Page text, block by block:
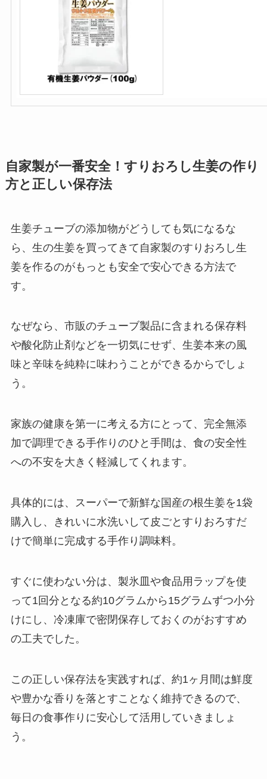
自家製が一番安全！すりおろし生姜の作り
方と正しい保存法
生姜チューブの添加物がどうしても気になるな
ら、生の生姜を買ってきて自家製のすりおろし生
姜を作るのがもっとも安全で安心できる方法で
す。
なぜなら、市販のチューブ製品に含まれる保存料
や酸化防止剤などを一切気にせず、生姜本来の風
味と辛味を純粋に味わうことができるからでしょ
う。
家族の健康を第一に考える方にとって、完全無添
加で調理できる手作りのひと手間は、食の安全性
への不安を大きく軽減してくれます。
具体的には、スーパーで新鮮な国産の根生姜を1袋
購入し、きれいに水洗いして皮ごとすりおろすだ
けで簡単に完成する手作り調味料。
すぐに使わない分は、製氷皿や食品用ラップを使
って1回分となる約10グラムから15グラムずつ小分
けにし、冷凍庫で密閉保存しておくのがおすすめ
の工夫でした。
この正しい保存法を実践すれば、約1ヶ月間は鮮度
や豊かな香りを落とすことなく維持できるので、
毎日の食事作りに安心して活用していきましょ
う。